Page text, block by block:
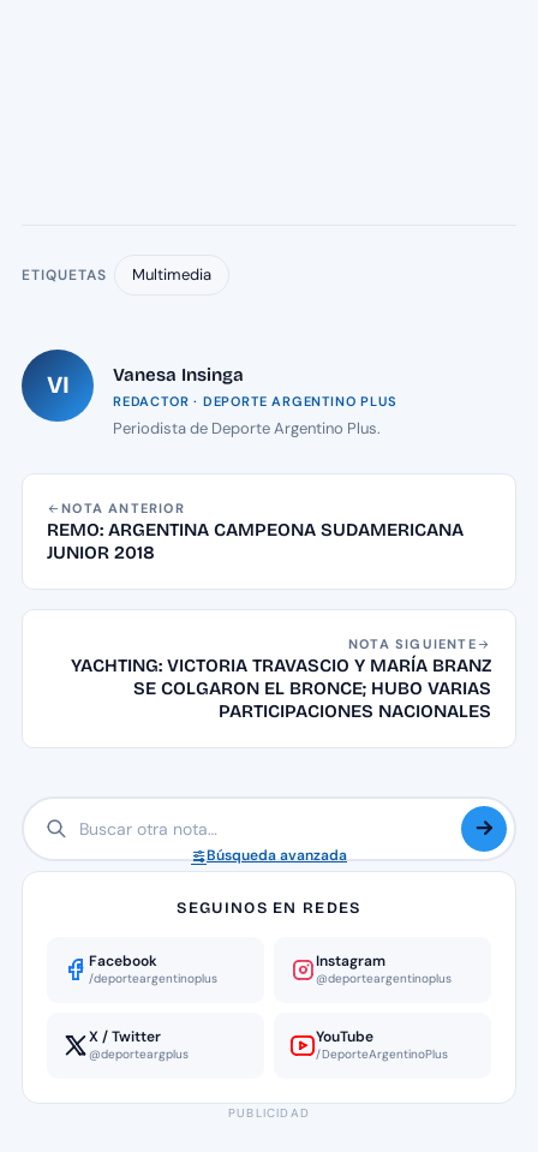
ETIQUETAS Multimedia
VI Vanesa Insinga
REDACTOR · DEPORTE ARGENTINO PLUS
Periodista de Deporte Argentino Plus.
NOTA ANTERIOR
REMO: ARGENTINA CAMPEONA SUDAMERICANA
JUNIOR 2018
NOTA SIGUIENTE
YACHTING: VICTORIA TRAVASCIO Y MARÍA BRANZ
SE COLGARON EL BRONCE; HUBO VARIAS
PARTICIPACIONES NACIONALES
Búsqueda avanzada
SEGUINOS EN REDES
Facebook
/deporteargentinoplus
Instagram
@deporteargentinoplus
X / Twitter
@deporteargplus
YouTube
/DeporteArgentinoPlus
PUBLICIDAD